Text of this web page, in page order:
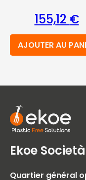
155,12 €
AJOUTER AU
Ekoe
Quartier général